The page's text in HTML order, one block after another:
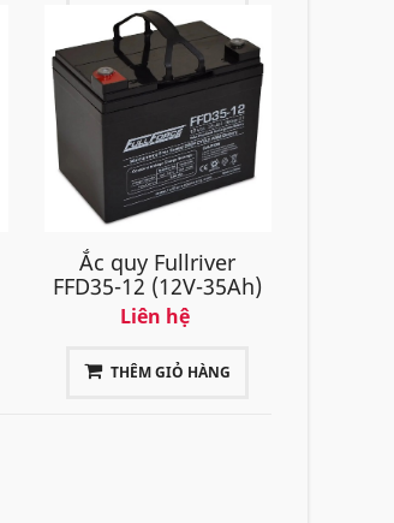
Ắc quy Fullriver
FFD35-12 (12V-35Ah)
Liên hệ
THÊM GIỎ HÀNG